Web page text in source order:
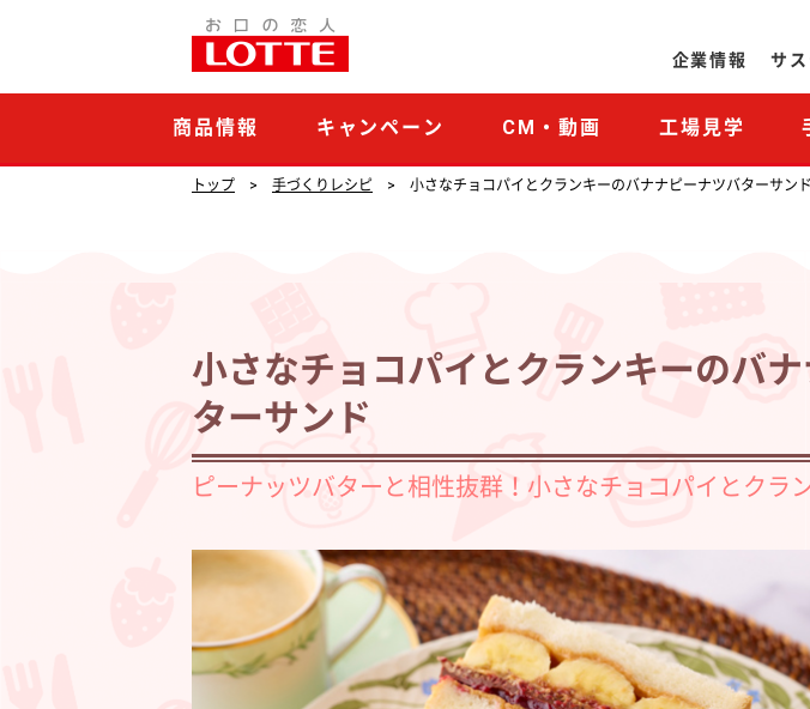
チ
企業情報
サ
商品情報 キャンペーン CM・動画 工場見学
トップ 手づくりレシピ 小さなチョコパイとクランキーのバナナピーナツバターサンド
小さなチョコパイとクランキーのバ
ターサンド
ピーナッツバターと相性抜群！小さなチョコパイとクラ